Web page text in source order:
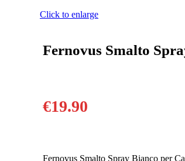
Click to enlarge
Fernovus Smalto
€19.90
Fernovus Smalto Spray Bianco per